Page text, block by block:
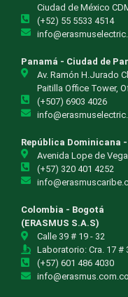
Ciudad de México
(+52) 55 5533 4514
Panamá - Ciudad de
Av. Ramón H.Jurado
Paitilla Office Tower,
(+507) 6903 4026
República Dominicana
Avenida Lope de
(+57) 320 401 4252
Colombia - Bogotá
(ERASMUS S.A.S)
Calle 39 # 19 - 32
Laboratorio: Cra. 17 #
(+57) 601 486 4030
info@erasmus.com.co